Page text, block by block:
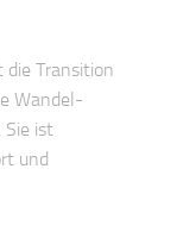
Transition
Wandel-
ist
und